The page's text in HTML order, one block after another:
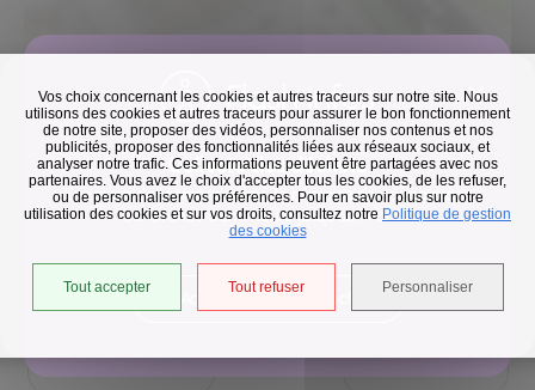
Vos choix concernant les cookies et autres traceurs sur notre site. Nous
utilisons des cookies et autres traceurs pour assurer le bon fonctionnement
de notre site, proposer des vidéos, personnaliser nos contenus et nos
publicités, proposer des fonctionnalités liées aux réseaux sociaux, et
analyser notre trafic. Ces informations peuvent être partagées avec nos
partenaires. Vous avez le choix d'accepter tous les cookies, de les refuser,
ou de personnaliser vos préférences. Pour en savoir plus sur notre
utilisation des cookies et sur vos droits, consultez notre Politique de gestion
des cookies
Tout accepter Tout refuser Personnaliser
Flash infos
Collecte des déchets
En raison des températures, le passage de nos camions
est avancé d'une heure jusqu'au 14 août.
Accéder à l'univers déchets
©OpenStreetMap contributeurs.
50 m
Retour à la liste